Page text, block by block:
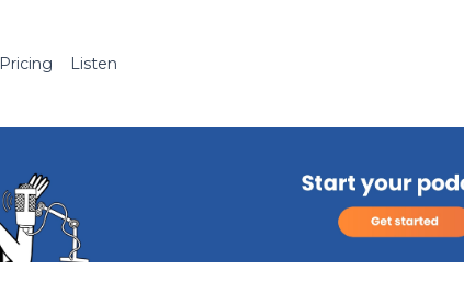
Pricing Listen